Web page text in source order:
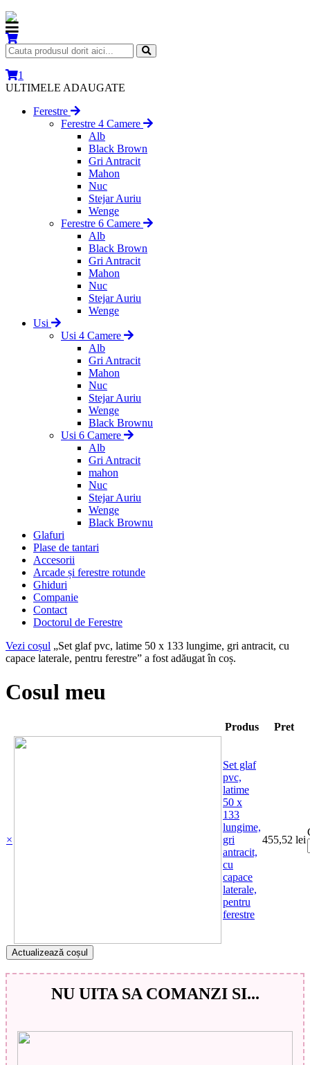
1
ULTIMELE ADAUGATE
Ferestre
Ferestre 4 Camere
Alb
Black Brown
Gri Antracit
Mahon
Nuc
Stejar Auriu
Wenge
Ferestre 6 Camere
Alb
Black Brown
Gri Antracit
Mahon
Nuc
Stejar Auriu
Wenge
Usi
Usi 4 Camere
Alb
Gri Antracit
Mahon
Nuc
Stejar Auriu
Wenge
Black Brownu
Usi 6 Camere
Alb
Gri Antracit
mahon
Nuc
Stejar Auriu
Wenge
Black Brownu
Glafuri
Plase de tantari
Accesorii
Arcade și ferestre rotunde
Ghiduri
Companie
Contact
Doctorul de Ferestre
Vezi coșul „Set glaf pvc, latime 50 x 133 lungime, gri antracit, cu
capace laterale, pentru ferestre” a fost adăugat în coș.
Cosul meu
Produs Pret
×
Set glaf
pvc,
latime
50 x
133
lungime,
gri
antracit,
cu
capace
laterale,
pentru
ferestre
455,52 lei
Actualizează coșul
NU UITA SA COMANZI SI...